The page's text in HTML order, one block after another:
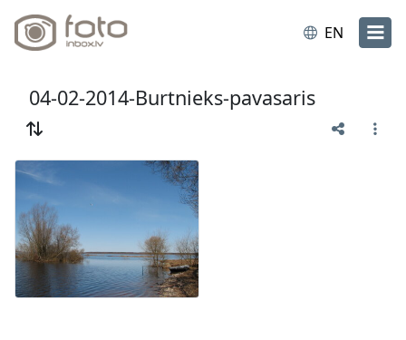
EN
04-02-2014-Burtnieks-pavasaris